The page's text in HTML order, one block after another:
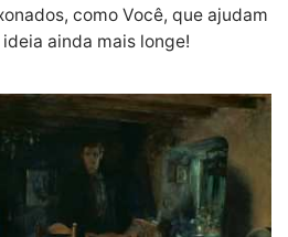
como Você, que ajudam
ainda mais longe!